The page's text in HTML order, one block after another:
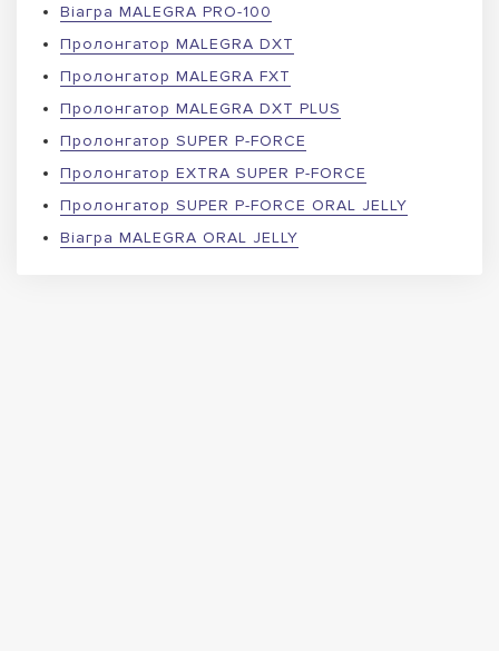
Віагра MALEGRA PRO-100
Пролонгатор MALEGRA DXT
Пролонгатор MALEGRA FXT
Пролонгатор MALEGRA DXT PLUS
Пролонгатор SUPER P-FORCE
Пролонгатор EXTRA SUPER P-FORCE
Пролонгатор SUPER P-FORCE ORAL JELLY
Віагра MALEGRA ORAL JELLY